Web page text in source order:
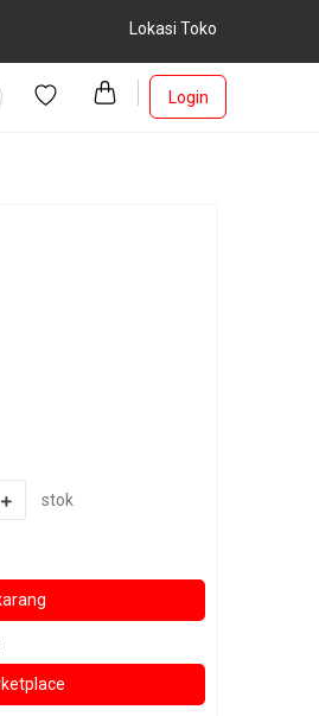
Lokasi Toko
Login
stok